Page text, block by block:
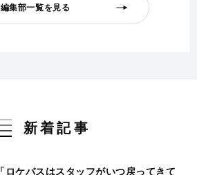
編集部一覧を見る
新着記事
「ロケバスはスタッフがいつ戻ってきて